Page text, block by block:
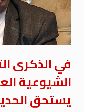
في الذكرى
الشيوعية
يستحق